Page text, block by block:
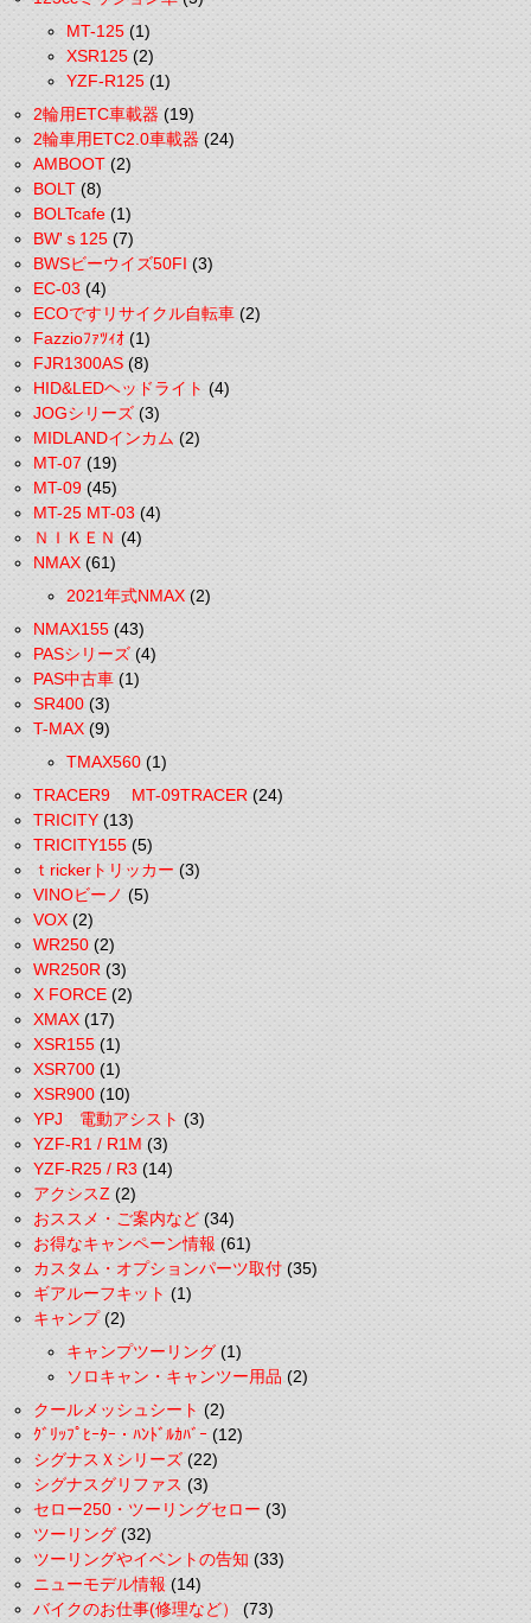
MT-125(1)
XSR125(2)
YZF-R125(1)
2輪用ETC車載器(19)
2輪車用ETC2.0車載器(24)
AMBOOT(2)
BOLT(8)
BOLTcafe(1)
BW'ｓ125(7)
BWSビーウイズ50FI(3)
EC-03(4)
ECOですリサイクル自転車(2)
Fazzioﾌｧﾂｨｵ(1)
FJR1300AS(8)
HID&LEDヘッドライト(4)
JOGシリーズ(3)
MIDLANDインカム(2)
MT-07(19)
MT-09(45)
MT-25 MT-03(4)
ＮＩＫＥＮ(4)
NMAX(61)
2021年式NMAX(2)
NMAX155(43)
PASシリーズ(4)
PAS中古車(1)
SR400(3)
T-MAX(9)
TMAX560(1)
TRACER9 MT-09TRACER(24)
TRICITY(13)
TRICITY155(5)
ｔrickerトリッカー(3)
VINOビーノ(5)
VOX(2)
WR250(2)
WR250R(3)
X FORCE(2)
XMAX(17)
XSR155(1)
XSR700(1)
XSR900(10)
YPJ 電動アシスト(3)
YZF-R1 / R1M(3)
YZF-R25 / R3(14)
アクシスZ(2)
おススメ・ご案内など(34)
お得なキャンペーン情報(61)
カスタム・オプションパーツ取付(35)
ギアルーフキット(1)
キャンプ(2)
キャンプツーリング(1)
ソロキャン・キャンツー用品(2)
クールメッシュシート(2)
ｸﾞﾘｯﾌﾟﾋｰﾀｰ・ﾊﾝﾄﾞﾙｶﾊﾞｰ(12)
シグナスＸシリーズ(22)
シグナスグリファス(3)
セロー250・ツーリングセロー(3)
ツーリング(32)
ツーリングやイベントの告知(33)
ニューモデル情報(14)
バイクのお仕事(修理など）(73)